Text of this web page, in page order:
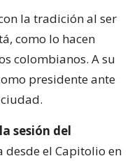
la tradición al ser
como lo hacen
colombianos. A su
presidente ante
la sesión del
el Capitolio en